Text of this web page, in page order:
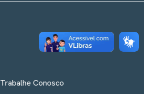
Trabalhe Conosco